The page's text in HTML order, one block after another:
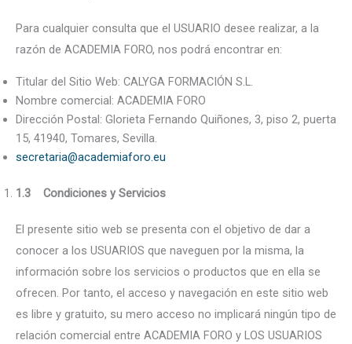
Para cualquier consulta que el USUARIO desee realizar, a la
razón de ACADEMIA FORO, nos podrá encontrar en:
Titular del Sitio Web: CALYGA FORMACIÓN S.L.
Nombre comercial: ACADEMIA FORO
Dirección Postal: Glorieta Fernando Quiñones, 3, piso 2, puerta
15, 41940, Tomares, Sevilla.
secretaria@academiaforo.eu
1.3 Condiciones y Servicios
El presente sitio web se presenta con el objetivo de dar a
conocer a los USUARIOS que naveguen por la misma, la
información sobre los servicios o productos que en ella se
ofrecen. Por tanto, el acceso y navegación en este sitio web
es libre y gratuito, su mero acceso no implicará ningún tipo de
relación comercial entre ACADEMIA FORO y LOS USUARIOS